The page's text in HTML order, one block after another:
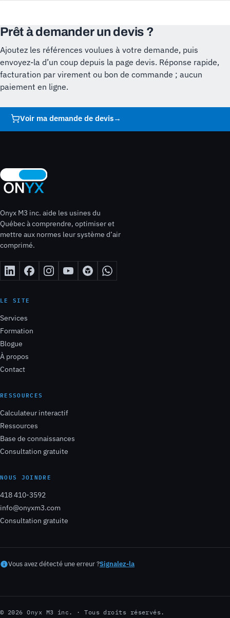
Prêt à demander un devis ?
Ajoutez les références voulues à votre demande, puis
envoyez-la d’un coup depuis la page devis. Réponse rapide,
facturation par virement ou bon de commande ; aucun
paiement en ligne.
Voir ma demande de devis→
Onyx M3 inc. aide les usines du
Québec à comprendre, optimiser et
mettre aux normes leur système d’air
comprimé.
LE SITE
Services
Formation
Blogue
À propos
Contact
RESSOURCES
Calculateur interactif
Ressources
Base de connaissances
Consultation gratuite
NOUS JOINDRE
418 410-3592
info@onyxm3.com
Consultation gratuite
Vous avez détecté une erreur ?Signalez-la
© 2026 Onyx M3 inc. · Tous droits réservés.